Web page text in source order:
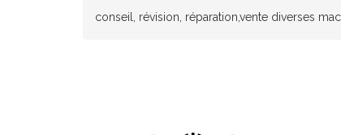
conseil, révision, réparation,vente diverses